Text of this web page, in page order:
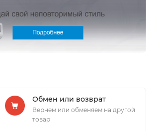
Обмен или возврат
Вернем или обменяем на другой
товар